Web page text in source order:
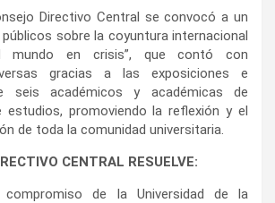
Directivo Central se convocó a un
sobre la coyuntura internacional
mundo en crisis”, que contó con
gracias a las exposiciones e
seis académicos y académicas de
estudios, promoviendo la reflexión y el
de toda la comunidad universitaria.
CENTRAL RESUELVE:
compromiso de la Universidad de la